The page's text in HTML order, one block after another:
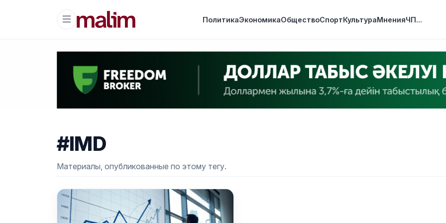
ПолитикаЭкономикаОбществоСпортКультураМненияЧП...
#IMD
Материалы, опубликованные по этому тегу.